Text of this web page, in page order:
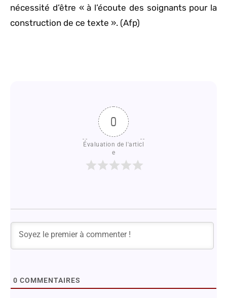
nécessité d’être « à l’écoute des soignants pour la
construction de ce texte ». (Afp)
0
Évaluation de l'articl
e
0 COMMENTAIRES